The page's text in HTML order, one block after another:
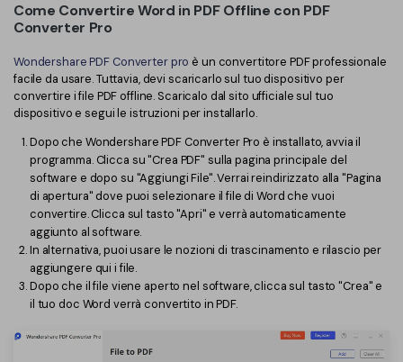
Come Convertire Word in PDF Offline con PDF
Converter Pro
Wondershare PDF Converter pro è un convertitore PDF professionale
facile da usare. Tuttavia, devi scaricarlo sul tuo dispositivo per
convertire i file PDF offline. Scaricalo dal sito ufficiale sul tuo
dispositivo e segui le istruzioni per installarlo.
Dopo che Wondershare PDF Converter Pro è installato, avvia il
programma. Clicca su "Crea PDF" sulla pagina principale del
software e dopo su "Aggiungi File". Verrai reindirizzato alla "Pagina
di apertura" dove puoi selezionare il file di Word che vuoi
convertire. Clicca sul tasto "Apri" e verrà automaticamente
aggiunto al software.
In alternativa, puoi usare le nozioni di trascinamento e rilascio per
aggiungere qui i file.
Dopo che il file viene aperto nel software, clicca sul tasto "Crea" e
il tuo doc Word verrà convertito in PDF.